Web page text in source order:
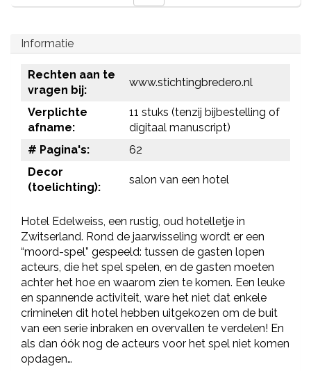
Informatie
Rechten aan te
vragen bij:
www.stichtingbredero.nl
Verplichte
afname:
11 stuks (tenzij bijbestelling of
digitaal manuscript)
# Pagina's:
62
Decor
(toelichting):
salon van een hotel
Hotel Edelweiss, een rustig, oud hotelletje in
Zwitserland. Rond de jaarwisseling wordt er een
“moord-spel” gespeeld: tussen de gasten lopen
acteurs, die het spel spelen, en de gasten moeten
achter het hoe en waarom zien te komen. Een leuke
en spannende activiteit, ware het niet dat enkele
criminelen dit hotel hebben uitgekozen om de buit
van een serie inbraken en overvallen te verdelen! En
als dan óók nog de acteurs voor het spel niet komen
opdagen…